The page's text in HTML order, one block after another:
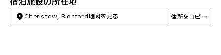
Cheristow, Bideford地図を見る 住所をコピー